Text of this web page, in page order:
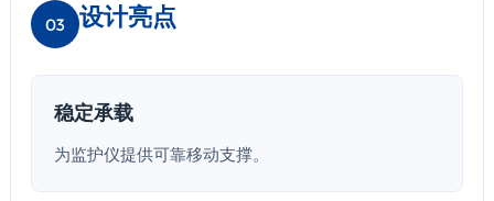
03 设计亮点
稳定承载
为监护仪提供可靠移动支撑。